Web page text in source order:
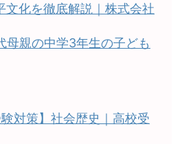
文化を徹底解説｜株式会社
親の中学3年生の子ども
験対策】社会歴史｜高校受